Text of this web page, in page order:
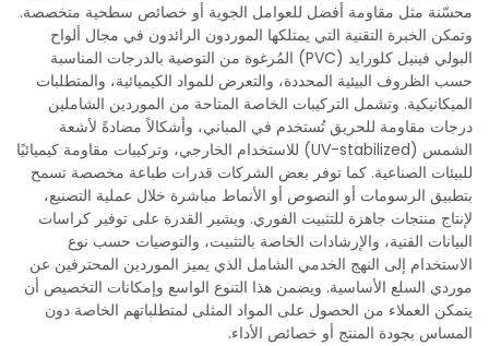
محسّنة مثل مقاومة أفضل للعوامل الجوية أو خصائص سطحية متخصصة.
وتمكن الخبرة التقنية التي يمتلكها الموردون الرائدون في مجال ألواح
البولي فينيل كلورايد (PVC) المُرغوة من التوصية بالدرجات المناسبة
حسب الظروف البيئية المحددة، والتعرض للمواد الكيميائية، والمتطلبات
الميكانيكية. وتشمل التركيبات الخاصة المتاحة من الموردين الشاملين
درجات مقاومة للحريق تُستخدم في المباني، وأشكالاً مضادةً لأشعة
الشمس (UV-stabilized) للاستخدام الخارجي، وتركيبات مقاومة كيميائيًا
للبيئات الصناعية. كما توفر بعض الشركات قدرات طباعة مخصصة تسمح
بتطبيق الرسومات أو النصوص أو الأنماط مباشرة خلال عملية التصنيع،
لإنتاج منتجات جاهزة للتثبيت الفوري. ويشير القدرة على توفير كراسات
البيانات الفنية، والإرشادات الخاصة بالتثبيت، والتوصيات حسب نوع
الاستخدام إلى النهج الخدمي الشامل الذي يميز الموردين المحترفين عن
موردي السلع الأساسية. ويضمن هذا التنوع الواسع وإمكانات التخصيص أن
يتمكن العملاء من الحصول على المواد المثلى لمتطلباتهم الخاصة دون
المساس بجودة المنتج أو خصائص الأداء.